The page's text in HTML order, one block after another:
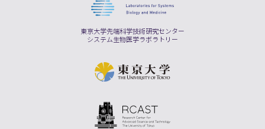
東京大学先端科学技術研究センター
システム生物医学ラボラトリー